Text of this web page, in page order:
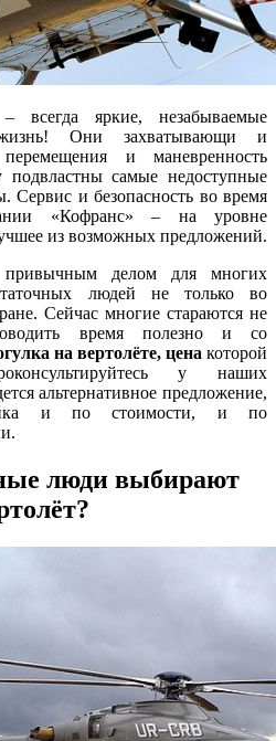
всегда яркие, незабываемые
Они захватывающи и
и маневренность
подвластны самые недоступные
и безопасность во время
«Кофранс» – на уровне
из возможных предложений.
делом для многих
людей не только во
Сейчас многие стараются не
время полезно и со
на вертолёте, цена которой
у наших
альтернативное предложение,
и по стоимости, и по
люди выбирают